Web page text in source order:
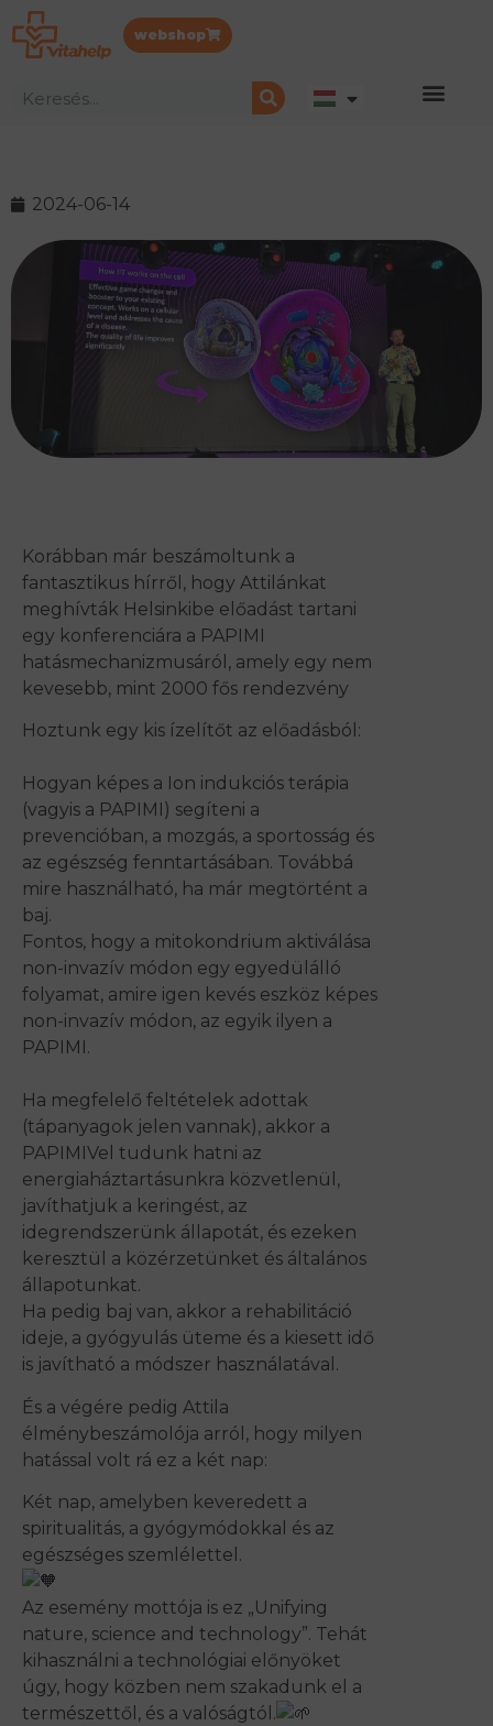
webshop
2024-06-14
Korábban már beszámoltunk a
fantasztikus hírről, hogy Attilánkat
meghívták Helsinkibe előadást tartani
egy konferenciára a PAPIMI
hatásmechanizmusáról, amely egy nem
kevesebb, mint 2000 fős rendezvény
Hoztunk egy kis ízelítőt az előadásból:
Hogyan képes a Ion indukciós terápia
(vagyis a PAPIMI) segíteni a
prevencióban, a mozgás, a sportosság és
az egészség fenntartásában. Továbbá
mire használható, ha már megtörtént a
baj.
Fontos, hogy a mitokondrium aktiválása
non-invazív módon egy egyedülálló
folyamat, amire igen kevés eszköz képes
non-invazív módon, az egyik ilyen a
PAPIMI.
Ha megfelelő feltételek adottak
(tápanyagok jelen vannak), akkor a
PAPIMIVel tudunk hatni az
energiaháztartásunkra közvetlenül,
javíthatjuk a keringést, az
idegrendszerünk állapotát, és ezeken
keresztül a közérzetünket és általános
állapotunkat.
Ha pedig baj van, akkor a rehabilitáció
ideje, a gyógyulás üteme és a kiesett idő
is javítható a módszer használatával.
És a végére pedig Attila
élménybeszámolója arról, hogy milyen
hatással volt rá ez a két nap:
Két nap, amelyben keveredett a
spiritualitás, a gyógymódokkal és az
egészséges szemlélettel.
Az esemény mottója is ez „Unifying
nature, science and technology”. Tehát
kihasználni a technológiai előnyöket
úgy, hogy közben nem szakadunk el a
természettől, és a valóságtól.